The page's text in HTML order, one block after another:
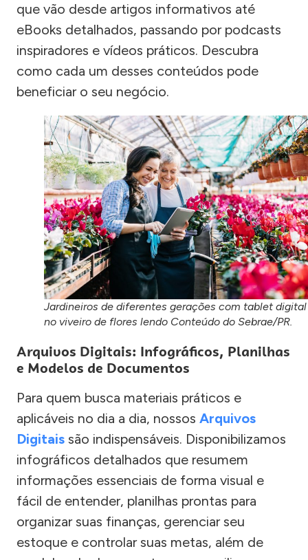
que vão desde artigos informativos até
eBooks detalhados, passando por podcasts
inspiradores e vídeos práticos. Descubra
como cada um desses conteúdos pode
beneficiar o seu negócio.
Jardineiros de diferentes gerações com tablet digital
no viveiro de flores lendo Conteúdo do Sebrae/PR.
Arquivos Digitais: Infográficos, Planilhas
e Modelos de Documentos
Para quem busca materiais práticos e
aplicáveis no dia a dia, nossos Arquivos
Digitais são indispensáveis. Disponibilizamos
infográficos detalhados que resumem
informações essenciais de forma visual e
fácil de entender, planilhas prontas para
organizar suas finanças, gerenciar seu
estoque e controlar suas metas, além de